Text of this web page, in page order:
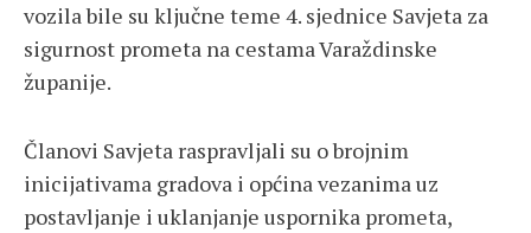
vozila bile su ključne teme 4. sjednice Savjeta za
sigurnost prometa na cestama Varaždinske
županije.
Članovi Savjeta raspravljali su o brojnim
inicijativama gradova i općina vezanima uz
postavljanje i uklanjanje uspornika prometa,